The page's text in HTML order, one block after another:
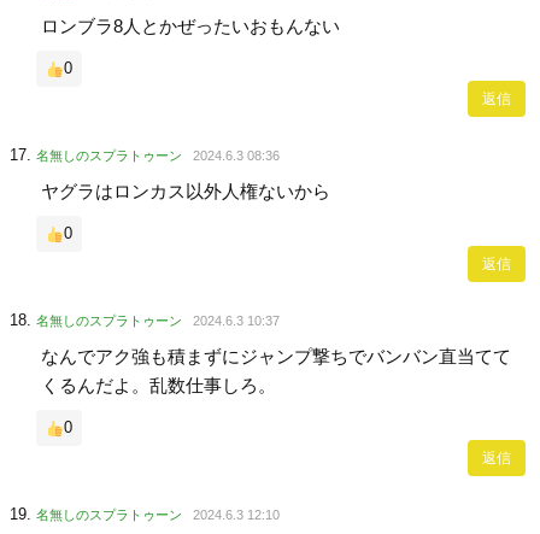
ロンブラ8人とかぜったいおもんない
0
返信
名無しのスプラトゥーン 2024.6.3 08:36
ヤグラはロンカス以外人権ないから
0
返信
名無しのスプラトゥーン 2024.6.3 10:37
なんでアク強も積まずにジャンプ撃ちでバンバン直当てて
くるんだよ。乱数仕事しろ。
0
返信
名無しのスプラトゥーン 2024.6.3 12:10